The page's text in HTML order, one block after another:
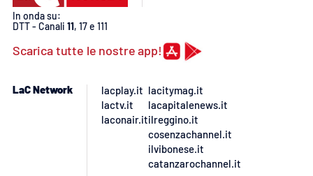
PROGETTI
SPECIALI
Buona Sanità Calabria
CALABRIAVISIONE
In onda su:
DTT - Canali 11, 17 e 111
Scarica tutte le nostre app!
LaC Network
lacplay.it
lactv.it
laconair.it
lacitymag.it
lacapitalenews.it
ilreggino.it
cosenzachannel.it
ilvibonese.it
catanzarochannel.it